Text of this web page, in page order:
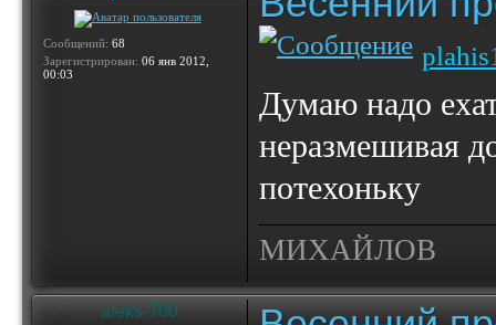
Сообщений: 68
Зарегистрирован: 06 янв 2012,
00:03
Думаю надо
неразмешивая
потехоньку
МИХАЙЛОВ
aleks-700